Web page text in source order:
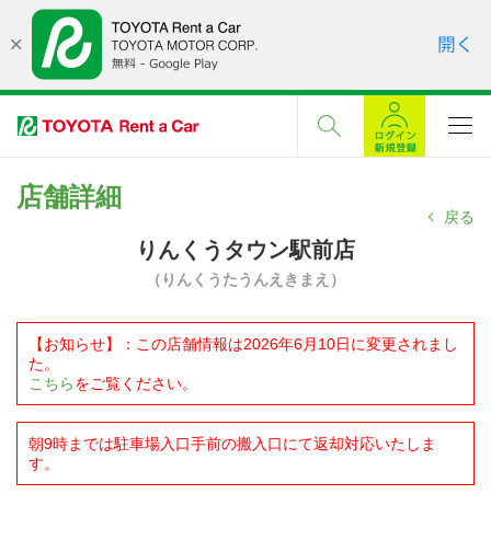
店舗詳細
戻る
りんくうタウン駅前店
（りんくうたうんえきまえ）
【お知らせ】：この店舗情報は2026年6月10日に変更されまし
た。
こちらをご覧ください。
朝9時までは駐車場入口手前の搬入口にて返却対応いたしま
す。